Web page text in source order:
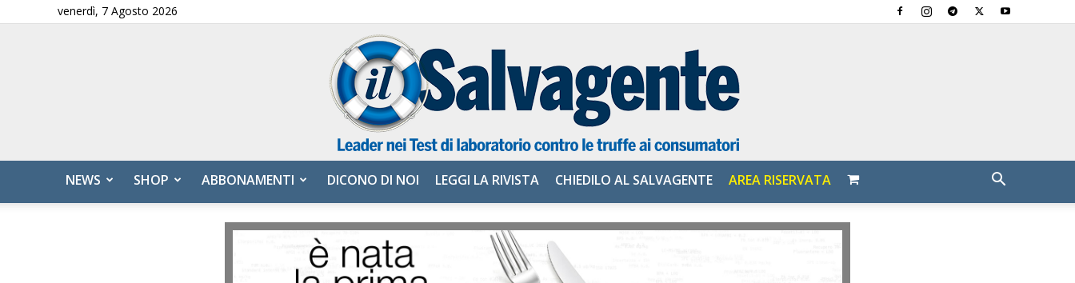
venerdì, 7 Agosto 2026
NEWS SHOP ABBONAMENTI DICONO DI NOI LEGGI LA RIVISTA CHIEDILO AL SALVAGENTE AREA RISERVATA